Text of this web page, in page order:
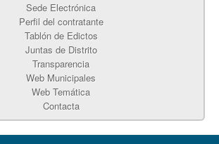
Sede Electrónica
Perfil del contratante
Tablón de Edictos
Juntas de Distrito
Transparencia
Web Municipales
Web Temática
Contacta